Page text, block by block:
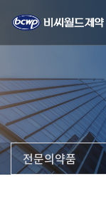
전문의약품